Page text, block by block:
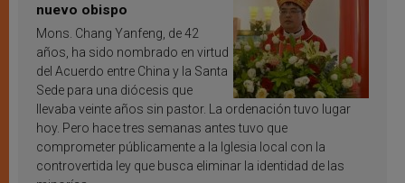
nuevo obispo
Mons. Chang Yanfeng, de 42
años, ha sido nombrado en virtud
del Acuerdo entre China y la Santa
Sede para una diócesis que
llevaba veinte años sin pastor. La ordenación tuvo lugar
hoy. Pero hace tres semanas antes tuvo que
comprometer públicamente a la Iglesia local con la
controvertida ley que busca eliminar la identidad de las